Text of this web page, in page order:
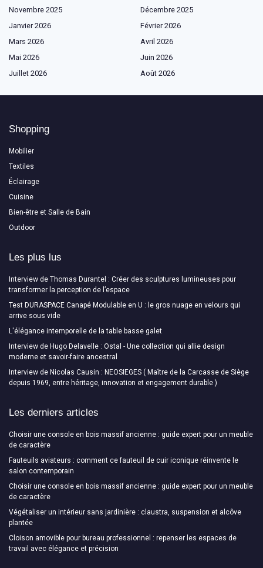
Novembre 2025
Décembre 2025
Janvier 2026
Février 2026
Mars 2026
Avril 2026
Mai 2026
Juin 2026
Juillet 2026
Août 2026
Shopping
Mobilier
Textiles
Éclairage
Cuisine
Bien-être et Salle de Bain
Outdoor
Les plus lus
Interview de Thomas Durantel : Créer des sculptures lumineuses pour
transformer la perception de l’espace
Test DURASPACE Canapé Modulable en U : le gros nuage en velours qui
arrive sous vide
L'élégance intemporelle de la table basse galet
Interview de Hugo Delavelle : Ostal - Une collection qui allie design
moderne et savoir-faire ancestral
Interview de Nicolas Causin : NEOSIEGES ( Maître de la Carcasse de Siège
depuis 1969, entre héritage, innovation et engagement durable )
Les derniers articles
Choisir une console en bois massif ancienne : guide expert pour un meuble
de caractère
Fauteuils aviateurs : comment ce fauteuil de cuir iconique réinvente le
salon contemporain
Choisir une console en bois massif ancienne : guide expert pour un meuble
de caractère
Végétaliser un intérieur sans jardinière : claustra, suspension et alcôve
plantée
Cloison amovible pour bureau professionnel : repenser les espaces de
travail avec élégance et précision